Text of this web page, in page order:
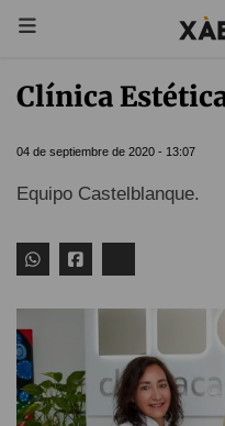
Clínica
04 de septiembre de 2020 - 13:07
Equipo Castelblanque.